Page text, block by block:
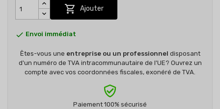
 Ajouter
 Envoi immédiat
Êtes-vous une entreprise ou un professionnel disposant
d'un numéro de TVA intracommunautaire de l'UE? Ouvrez un
compte avec vos coordonnées fiscales, exonéré de TVA.
Paiement 100% sécurisé